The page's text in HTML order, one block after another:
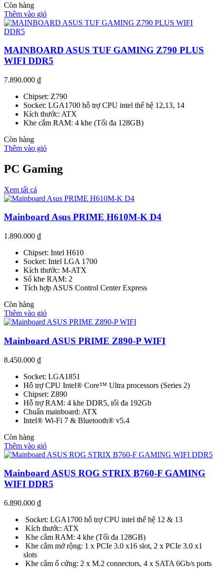
Còn hàng
Thêm vào giỏ
MAINBOARD ASUS TUF GAMING Z790 PLUS
WIFI DDR5
7.890.000 ₫
Chipset: Z790
Socket: LGA1700 hỗ trợ CPU intel thế hệ 12,13, 14
Kích thước: ATX
Khe cắm RAM: 4 khe (Tối đa 128GB)
Còn hàng
Thêm vào giỏ
PC Gaming
Xem tất cả
Mainboard Asus PRIME H610M-K D4
1.890.000 ₫
Chipset: Intel H610
Socket: Intel LGA 1700
Kích thước: M-ATX
Số khe RAM: 2
Tích hợp ASUS Control Center Express
Còn hàng
Thêm vào giỏ
Mainboard ASUS PRIME Z890-P WIFI
8.450.000 ₫
Socket: LGA1851
Hỗ trợ CPU Intel® Core™ Ultra processors (Series 2)
Chipset: Z890
Hỗ trợ RAM: 4 khe DDR5, tối đa 192Gb
Chuẩn mainboard: ATX
Intel® Wi-Fi 7 & Bluetooth® v5.4
Còn hàng
Thêm vào giỏ
Mainboard ASUS ROG STRIX B760-F GAMING
WIFI DDR5
6.890.000 ₫
Socket: LGA1700 hỗ trợ CPU intel thế hệ 12 & 13
Kích thước: ATX
Khe cắm RAM: 4 khe (Tối đa 128GB)
Khe cắm mở rộng: 1 x PCIe 3.0 x16 slot, 2 x PCIe 3.0 x1
slots
Khe cắm ổ cứng: 2 x M.2 connectors, 4 x SATA 6Gb/s ports